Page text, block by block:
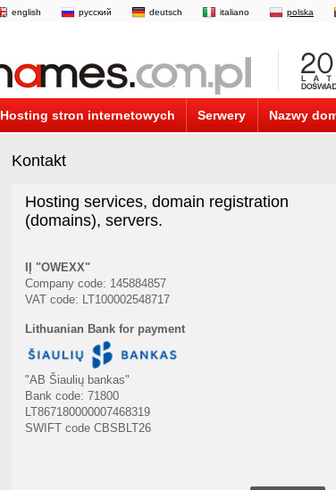
english русский deutsch italiano polska
Hosting stron internetowych Serwery Nazwy
Kontakt
Hosting services, domain registration
(domains), servers.
IĮ "OWEXX"
Company code: 145884857
VAT code: LT100002548717
Lithuanian Bank for payment
"AB Šiaulių bankas"
Bank code: 71800
LT867180000007468319
SWIFT code CBSBLT26